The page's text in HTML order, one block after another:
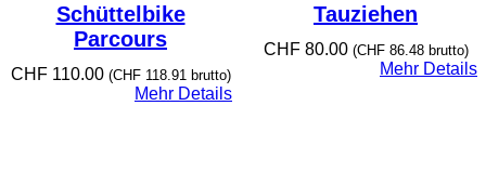
s
C
Schüttelbike
Parcours
CHF110.00 (CHF118.91 brutto)
Mehr Details
Tauziehen
CHF80.00 (CHF86.48brutto)
Mehr Details